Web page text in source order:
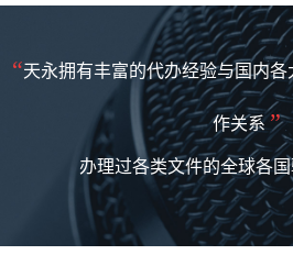
“天永拥有丰富的代办经验与国内
作关系”
办理过各类文件的全球各